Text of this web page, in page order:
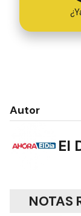
Autor
El
NOTAS